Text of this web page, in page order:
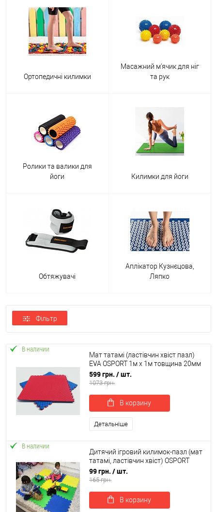
Ортопедичні килимки
Масажний м'ячик для ніг
та рук
Ролики та валики для
йоги
Килимки для йоги
Обтяжувачі
Аплікатор Кузнєцова,
Ляпко
Фільтр
В наличии
Мат татамі (ластівчин хвіст пазл)
EVA OSPORT 1м х 1м товщина 20мм
(FI-0010-20)
599 грн. / шт.
1073 грн.
В корзину
Детальніше
В наличии
Дитячий ігровий килимок-пазл (мат
татамі, ластівчин хвіст) OSPORT
50см х 50см товщина 10мм (FI-
0009)
99 грн. / шт.
165 грн.
В корзину